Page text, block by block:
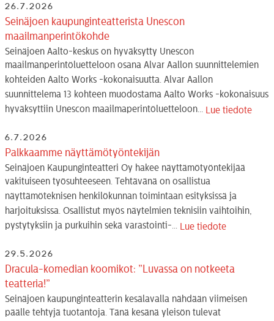
26.7.2026
Seinäjoen kaupunginteatterista Unescon
maailmanperintökohde
Seinäjoen Aalto-keskus on hyväksytty Unescon
maailmanperintöluetteloon osana Alvar Aallon suunnittelemien
kohteiden Aalto Works -kokonaisuutta. Alvar Aallon
suunnittelema 13 kohteen muodostama Aalto Works -kokonaisuus
hyväksyttiin Unescon maailmaperintöluetteloon... Lue tiedote
6.7.2026
Palkkaamme näyttämötyöntekijän
Seinäjoen Kaupunginteatteri Oy hakee näyttämötyöntekijää
vakituiseen työsuhteeseen. Tehtävänä on osallistua
näyttämöteknisen henkilökunnan toimintaan esityksissä ja
harjoituksissa. Osallistut myös näytelmien teknisiin vaihtoihin,
pystytyksiin ja purkuihin sekä varastointi-... Lue tiedote
29.5.2026
Dracula-komedian koomikot: ”Luvassa on notkeeta
teatteria!”
Seinäjoen kaupunginteatterin kesälavalla nähdään viimeisen
päälle tehtyjä tuotantoja. Tänä kesänä yleisön tulevat